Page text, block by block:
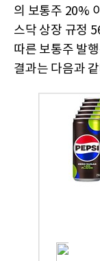
의 보통주 20%
스닥 상장 규정
따른 보통주 발
결과는 다음과